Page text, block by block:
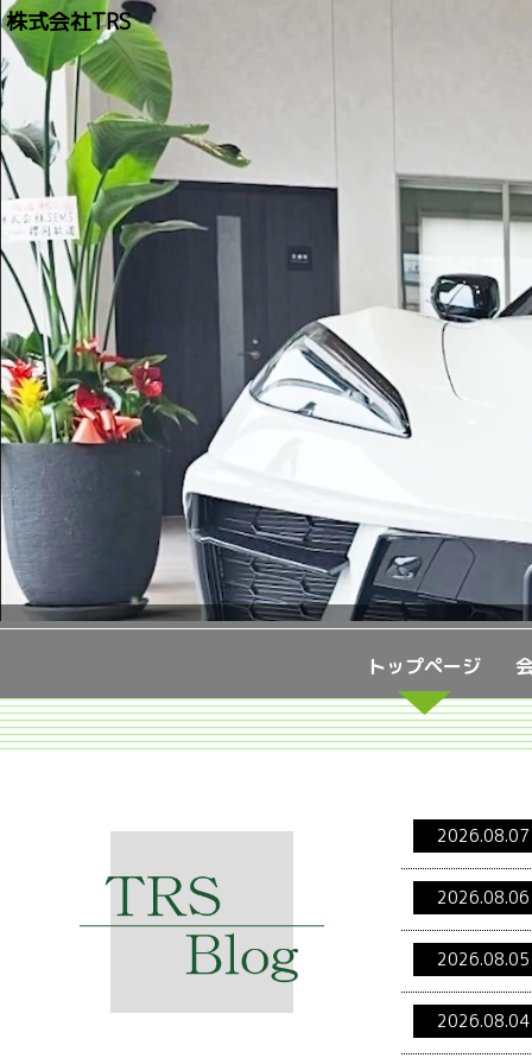
株式会社TRS
トップページ
2026.08.07
2026.08.06
2026.08.05
2026.08.04